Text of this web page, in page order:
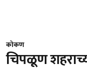
कोकण
चिपळूण